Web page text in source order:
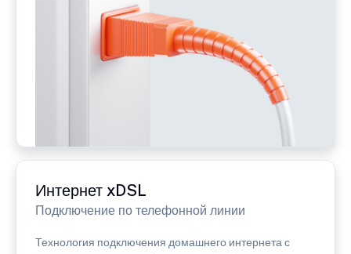
Интернет xDSL
Подключение по телефонной линии
Технология подключения домашнего интернета с